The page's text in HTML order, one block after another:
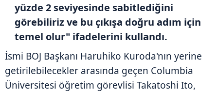
yüzde 2 seviyesinde sabitlediğini
görebiliriz ve bu çıkışa doğru adım için
temel olur" ifadelerini kullandı.
İsmi BOJ Başkanı Haruhiko Kuroda'nın yerine
getirilebilecekler arasında geçen Columbia
Üniversitesi öğretim görevlisi Takatoshi Ito,